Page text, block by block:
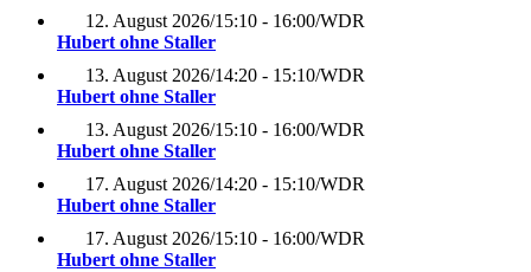
12. August 2026/15:10 - 16:00/WDR
Hubert ohne Staller
13. August 2026/14:20 - 15:10/WDR
Hubert ohne Staller
13. August 2026/15:10 - 16:00/WDR
Hubert ohne Staller
17. August 2026/14:20 - 15:10/WDR
Hubert ohne Staller
17. August 2026/15:10 - 16:00/WDR
Hubert ohne Staller